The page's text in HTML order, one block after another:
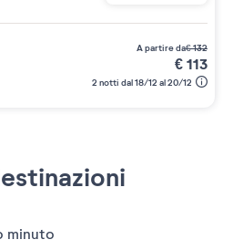
a partire da€132
€113
2 notti dal 18/12 al 20/12
minuto